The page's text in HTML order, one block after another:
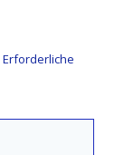
Erforderliche